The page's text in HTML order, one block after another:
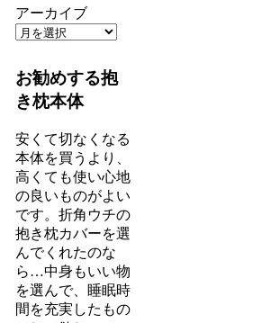
アーカイブ
お勧めする抱
き枕本体
安くて切なくなる
本体を買うより、
高くても使い心地
の良いものがよい
です。折角ウチの
抱き枕カバーを選
んでくれたのな
ら…中身もいい物
を選んで、睡眠時
間を充実したもの